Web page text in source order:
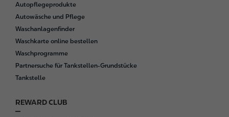
Autopflegeprodukte
Autowäsche und Pflege
Waschanlagenfinder
Waschkarte online bestellen
Waschprogramme
Partnersuche für Tankstellen-Grundstücke
Tankstelle
REWARD CLUB